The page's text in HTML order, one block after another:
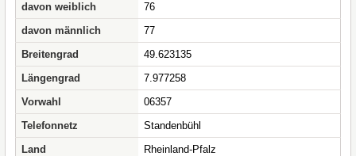
davon weiblich
76
davon männlich
77
Breitengrad
49.623135
Längengrad
7.977258
Vorwahl
06357
Telefonnetz
Standenbühl
Land
Rheinland-Pfalz